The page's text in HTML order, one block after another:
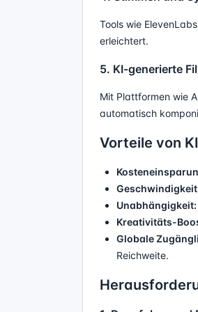
Tools wie
erleichtert.
5. KI-generierte
Mit Plattformen wie
automatisch
Vorteile von
Unabhängigkeit:
Kreativitäts-
Globale
Reichweite.